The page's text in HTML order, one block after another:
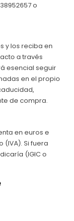
o
y los reciba en
a través
esencial seguir
en el propio
de compra.
en euros e
(IVA). Si fuera
(IGIC o